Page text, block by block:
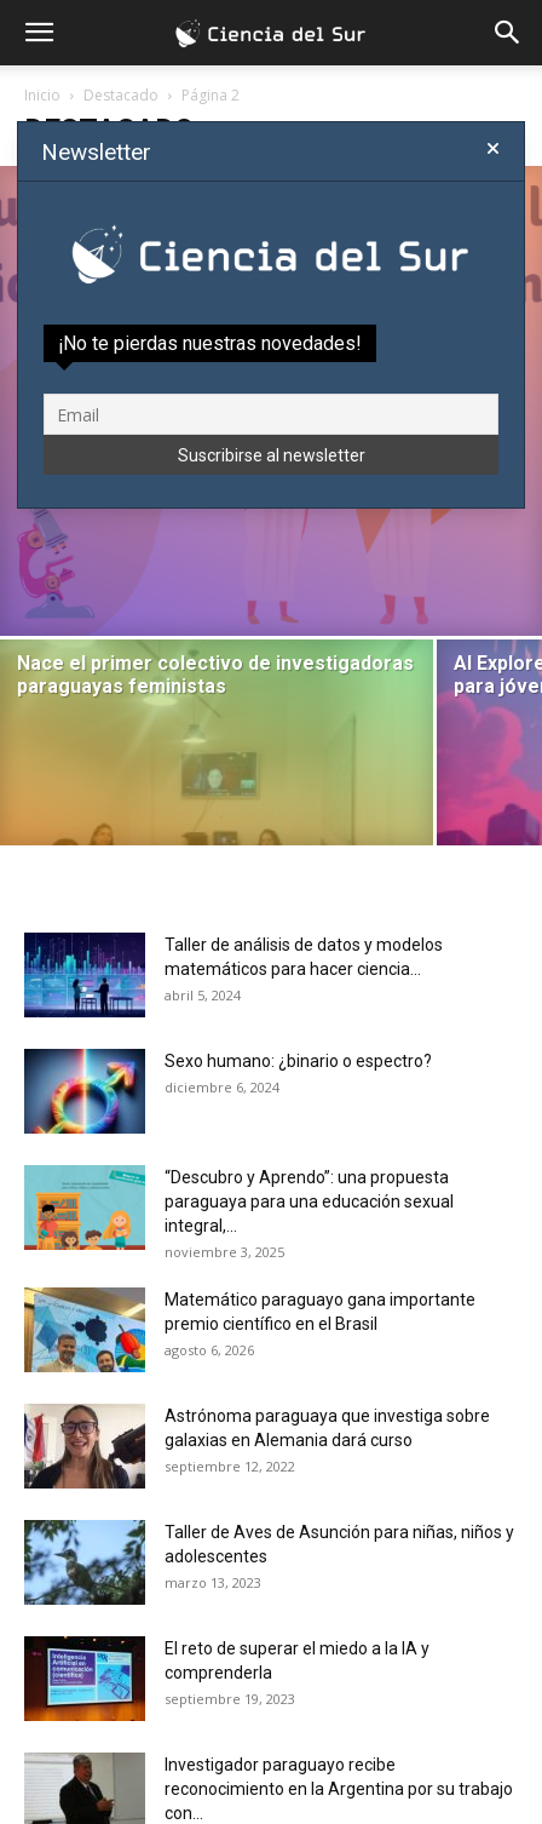
Inicio Destacado Página 2
DESTACADO
filosofía de la ciencia
Ciencia del Sur septiembre 6, 2022
Nace el primer colectivo de investigadoras
paraguayas feministas
AI
para
Taller de análisis de datos y modelos
matemáticos para hacer ciencia...
abril 5, 2024
Sexo humano: ¿binario o espectro?
diciembre 6, 2024
“Descubro y Aprendo”: una propuesta
paraguaya para una educación sexual
integral,...
noviembre 3, 2025
Matemático paraguayo gana importante
premio científico en el Brasil
agosto 6, 2026
Astrónoma paraguaya que investiga sobre
galaxias en Alemania dará curso
septiembre 12, 2022
Taller de Aves de Asunción para niñas, niños y
adolescentes
marzo 13, 2023
El reto de superar el miedo a la IA y
comprenderla
septiembre 19, 2023
Investigador paraguayo recibe
reconocimiento en la Argentina por su trabajo
con...
Newsletter
¡No te pierdas nuestras novedades!